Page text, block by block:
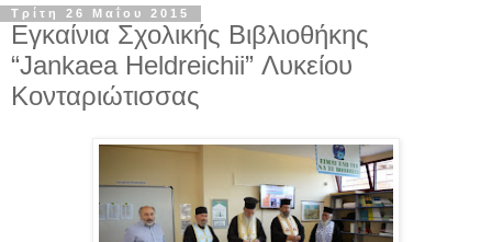
Τρίτη 26 Μαΐου 2015
Εγκαίνια Σχολικής Βιβλιοθήκης
“Jankaea Heldreichii” Λυκείου
Κονταριώτισσας